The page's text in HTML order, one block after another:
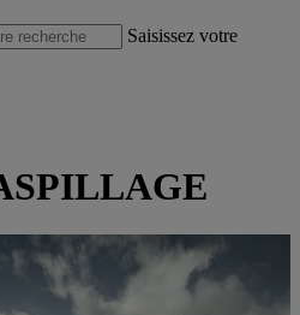
Saisissez votre